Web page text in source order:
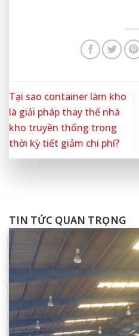
Tại sao container làm kho
là giải pháp thay thế nhà
kho truyền thống trong
thời kỳ tiết giảm chi phí?
TIN TỨC QUAN TRỌNG